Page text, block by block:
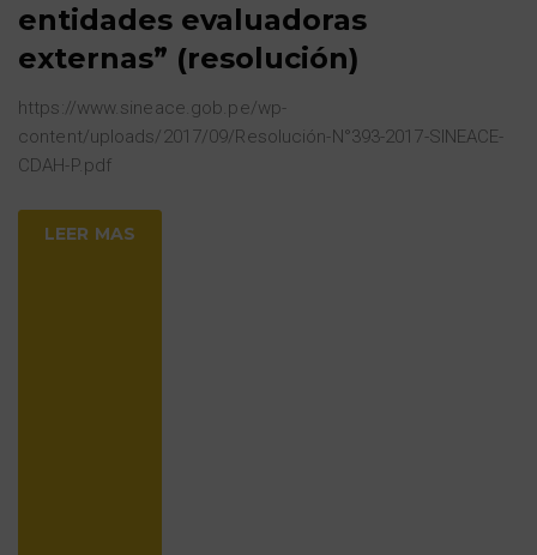
entidades evaluadoras
externas” (resolución)
https://www.sineace.gob.pe/wp-
content/uploads/2017/09/Resolución-N°393-2017-SINEACE-
CDAH-P.pdf
LEER MAS